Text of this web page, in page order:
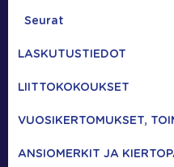
Seurat
LASKUTUSTIEDOT
LIITTOKOKOUKSET
VUOSIKERTOMUKSET,
ANSIOMERKIT JA